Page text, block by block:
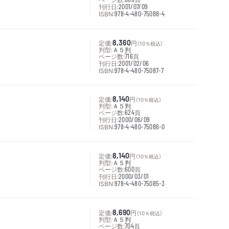
刊行日:2001/07/09
ISBN:978-4-480-75088-4
定価:8,360円 （10％税込）
判型: Ａ５判
ページ数:716頁
刊行日:2001/02/06
ISBN:978-4-480-75087-7
定価:8,140円 （10％税込）
判型: Ａ５判
ページ数:624頁
刊行日:2000/06/09
ISBN:978-4-480-75086-0
定価:8,140円 （10％税込）
判型: Ａ５判
ページ数:600頁
刊行日:2000/03/01
ISBN:978-4-480-75085-3
定価:8,690円 （10％税込）
判型: Ａ５判
ページ数:704頁